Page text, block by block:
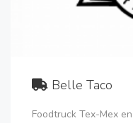
Belle Taco
Foodtruck Tex-Mex